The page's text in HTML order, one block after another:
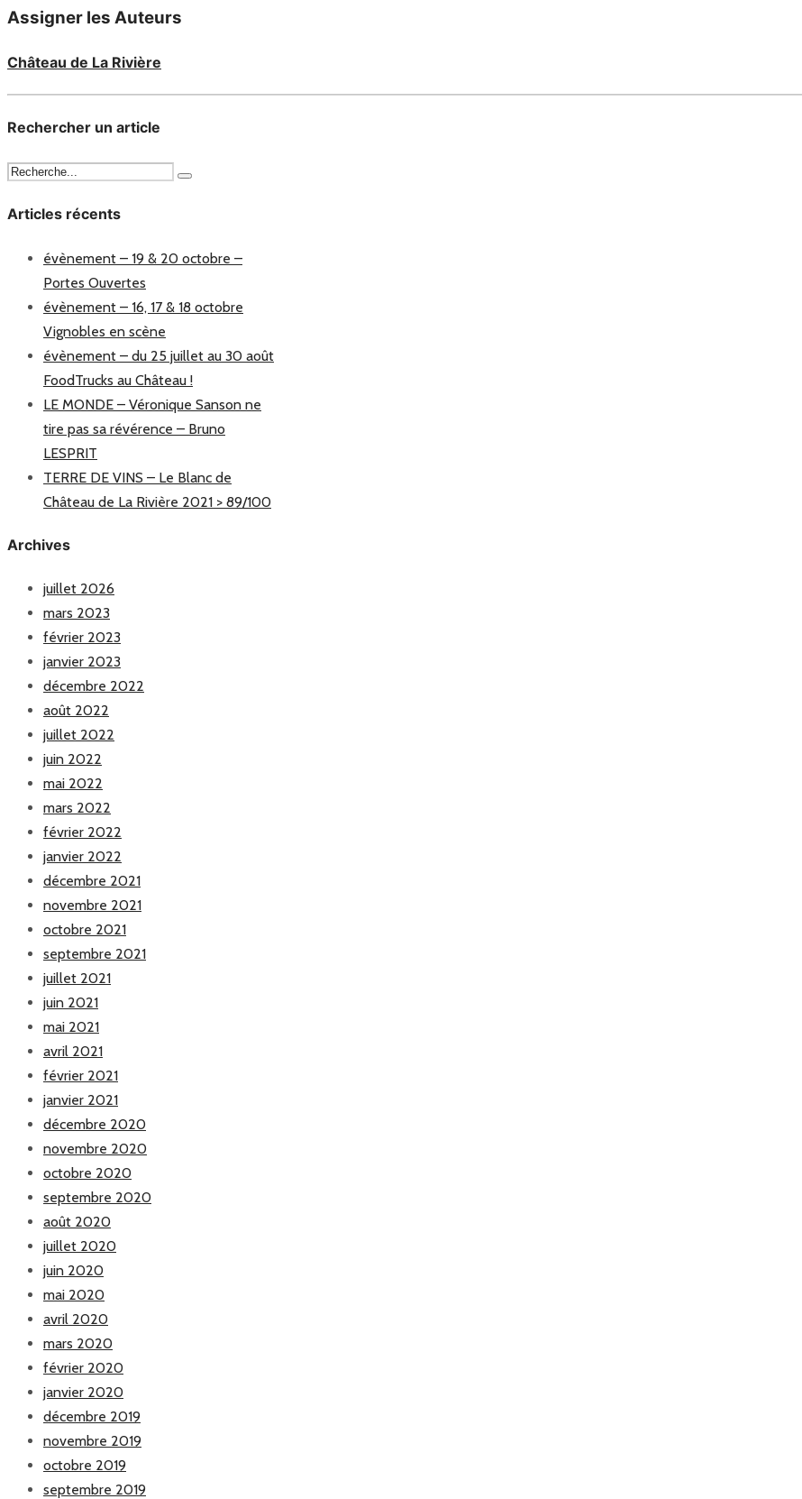
Assigner les Auteurs
Château de La Rivière
Rechercher un article
Articles récents
évènement – 19 & 20 octobre –
Portes Ouvertes
évènement – 16, 17 & 18 octobre
Vignobles en scène
évènement – du 25 juillet au 30 août
FoodTrucks au Château !
LE MONDE – Véronique Sanson ne
tire pas sa révérence – Bruno
LESPRIT
TERRE DE VINS – Le Blanc de
Château de La Rivière 2021 > 89/100
Archives
juillet 2026
mars 2023
février 2023
janvier 2023
décembre 2022
août 2022
juillet 2022
juin 2022
mai 2022
mars 2022
février 2022
janvier 2022
décembre 2021
novembre 2021
octobre 2021
septembre 2021
juillet 2021
juin 2021
mai 2021
avril 2021
février 2021
janvier 2021
décembre 2020
novembre 2020
octobre 2020
septembre 2020
août 2020
juillet 2020
juin 2020
mai 2020
avril 2020
mars 2020
février 2020
janvier 2020
décembre 2019
novembre 2019
octobre 2019
septembre 2019